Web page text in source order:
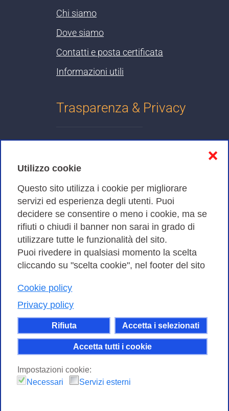
Utilizzo cookie
Questo sito utilizza i cookie per migliorare
servizi ed esperienza degli utenti. Puoi
decidere se consentire o meno i cookie, ma se
rifiuti o chiudi il banner non sarai in grado di
utilizzare tutte le funzionalità del sito.
Puoi rivedere in qualsiasi momento la scelta
cliccando su "scelta cookie", nel footer del sito
Cookie policy
Privacy policy
Rifiuta Accetta i selezionati
Accetta tutti i cookie
❌
Impostazioni cookie:
Necessari
Servizi esterni
Chi siamo
Dove siamo
Contatti e posta certificata
Informazioni utili
Trasparenza & Privacy
Cookies Policy
Amministrazione trasparente
Bandi di Gara
Consortium GARR - Via dei Tizii, 6 - 00185 Roma | Tel.
| CF 97284570583 – PI 07577141000 | Codice
Destinatario 7EU9KEU |
Il contenuto di questo sito e' rilasciato, tranne dove
altrimenti indicato, secondo i termini della licenza
Creative Commons
stesso modo 4.0 Internazionale.